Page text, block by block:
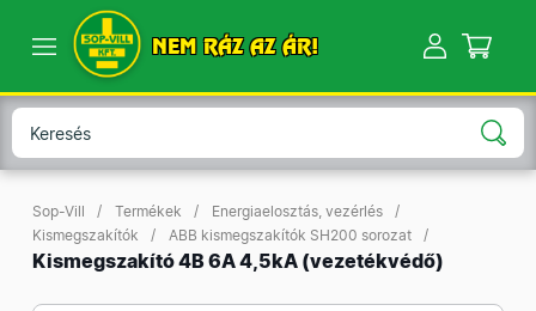
NEM RÁZ AZ ÁR!
Sop-Vill Termékek
Energiaelosztás, vezérlés
Kismegszakítók
ABB kismegszakítók SH200 sorozat
Kismegszakító 4B 6A 4,5kA (vezetékvédő)